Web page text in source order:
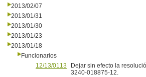
2013/02/07
2013/01/31
2013/01/30
2013/01/23
2013/01/18
Funcionarios
12/13/0113
Dejar sin efecto la
3240-018875-12.